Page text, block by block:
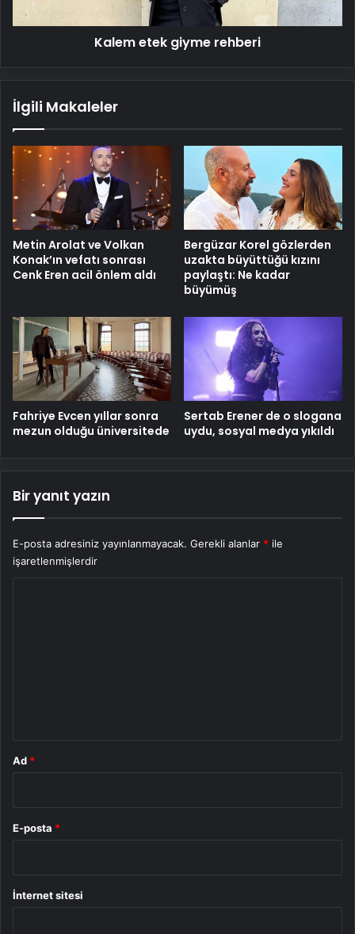
Kalem etek giyme rehberi
İlgili Makaleler
Metin Arolat ve Volkan
Konak’ın vefatı sonrası
Cenk Eren acil önlem aldı
Bergüzar Korel gözlerden
uzakta büyüttüğü kızını
paylaştı: Ne kadar
büyümüş
Fahriye Evcen yıllar sonra
mezun olduğu üniversitede
Sertab Erener de o slogana
uydu, sosyal medya yıkıldı
Bir yanıt yazın
E-posta adresiniz yayınlanmayacak. Gerekli alanlar * ile
işaretlenmişlerdir
Ad *
E-posta *
İnternet sitesi